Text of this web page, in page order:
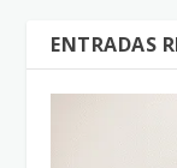
ENTRADAS